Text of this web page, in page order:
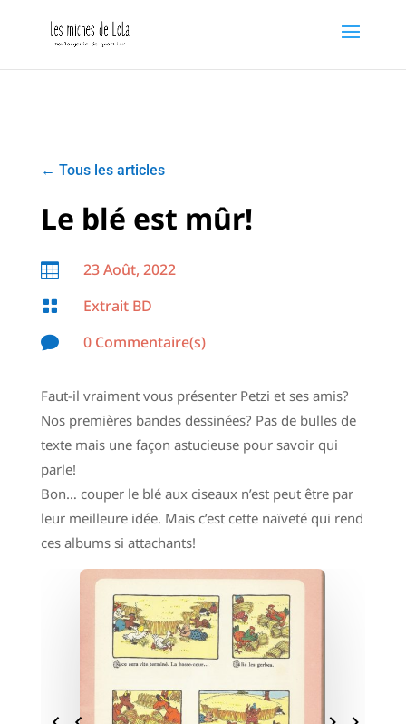
← Tous les articles
Le blé est mûr!
 23 Août, 2022
 Extrait BD
 0 Commentaire(s)
Faut-il vraiment vous présenter Petzi et ses amis?
Nos premières bandes dessinées? Pas de bulles de
texte mais une façon astucieuse pour savoir qui
parle!
Bon… couper le blé aux ciseaux n’est peut être par
leur meilleure idée. Mais c’est cette naïveté qui rend
ces albums si attachants!